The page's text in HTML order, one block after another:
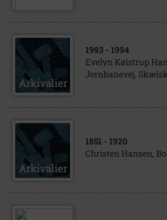
1993 - 1994
Evelyn Kølstrup
Jernbanevej,
1851 - 1920
Christen Hansen,